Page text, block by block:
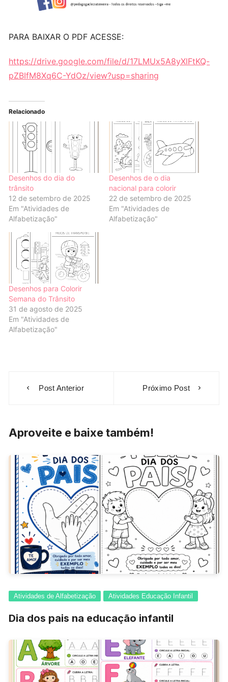
PARA BAIXAR O PDF ACESSE:
https://drive.google.com/file/d/17LMUx5A8yXlFtKQ-
pZBIfM8Xq6C-YdOz/view?usp=sharing
Relacionado
Desenhos do dia do
trânsito
12 de setembro de 2025
Em "Atividades de
Alfabetização"
Desenhos de o dia
nacional para colorir
22 de setembro de 2025
Em "Atividades de
Alfabetização"
Desenhos para Colorir
Semana do Trânsito
31 de agosto de 2025
Em "Atividades de
Alfabetização"
Post Anterior Próximo Post
Aproveite e baixe também!
Atividades de Alfabetização Atividades Educação Infantil
Dia dos pais na educação infantil